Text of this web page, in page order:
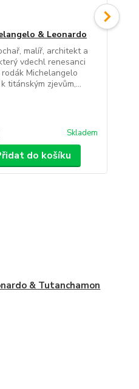
& Leonardo
malíř, architekt a
vdechl renesanci
Michelangelo
titánským zjevům,...
Skladem
do košíku
& Tutanchamon